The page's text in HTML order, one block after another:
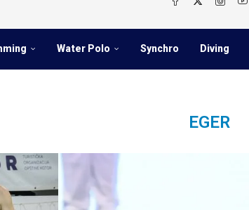
Water Polo Synchro Diving
EGER